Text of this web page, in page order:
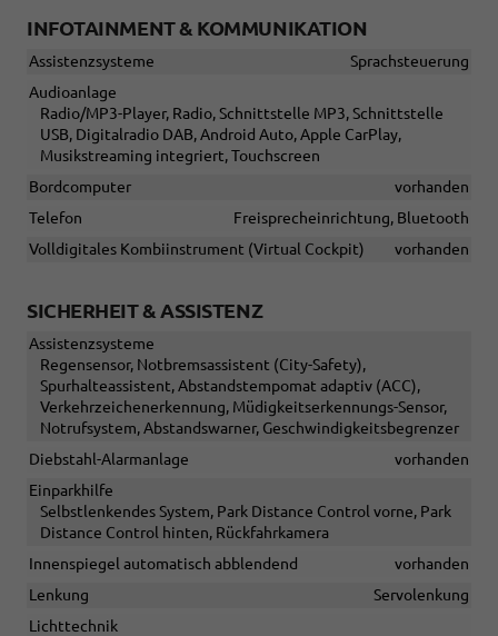
INFOTAINMENT & KOMMUNIKATION
Assistenzsysteme
Sprachsteuerung
Audioanlage
Radio/MP3-Player, Radio, Schnittstelle MP3, Schnittstelle
USB, Digitalradio DAB, Android Auto, Apple CarPlay,
Musikstreaming integriert, Touchscreen
Bordcomputer
vorhanden
Telefon
Freisprecheinrichtung, Bluetooth
Volldigitales Kombiinstrument (Virtual Cockpit)
vorhanden
SICHERHEIT & ASSISTENZ
Assistenzsysteme
Regensensor, Notbremsassistent (City-Safety),
Spurhalteassistent, Abstandstempomat adaptiv (ACC),
Verkehrzeichenerkennung, Müdigkeitserkennungs-Sensor,
Notrufsystem, Abstandswarner, Geschwindigkeitsbegrenzer
Diebstahl-Alarmanlage
vorhanden
Einparkhilfe
Selbstlenkendes System, Park Distance Control vorne, Park
Distance Control hinten, Rückfahrkamera
Innenspiegel automatisch abblendend
vorhanden
Lenkung
Servolenkung
Lichttechnik